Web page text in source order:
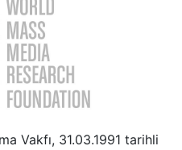
Vakfı, 31.03.1991 tarihli